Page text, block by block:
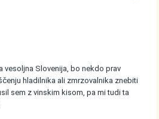
vesoljna Slovenija, bo nekdo prav
hladilnika ali zmrzovalnika znebiti
sem z vinskim kisom, pa mi tudi ta